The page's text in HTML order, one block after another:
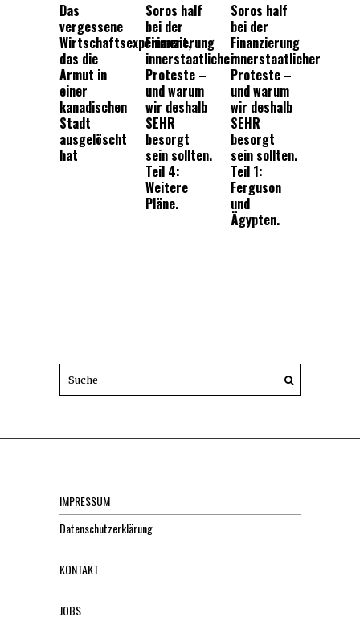
Das
vergessene
Wirtschaftsexperiment,
das die
Armut in
einer
kanadischen
Stadt
ausgelöscht
hat
Soros half
bei der
Finanzierung
innerstaatlicher
Proteste –
und warum
wir deshalb
SEHR
besorgt
sein sollten.
Teil 4:
Weitere
Pläne.
Soros half
bei der
Finanzierung
innerstaatlicher
Proteste –
und warum
wir deshalb
SEHR
besorgt
sein sollten.
Teil 1:
Ferguson
und
Ägypten.
IMPRESSUM
Datenschutzerklärung
KONTAKT
JOBS